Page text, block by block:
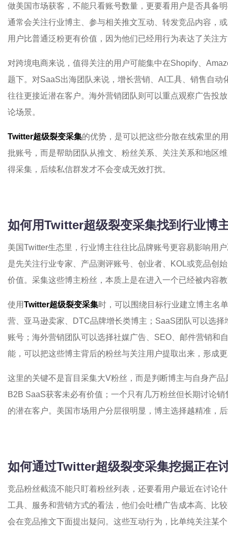
做美国市场获客，不能只看账号数量，更要看用户是否具备
通常会关注行业博主、参与相关推文互动、转发竞品内容，
用户比普通泛粉更有价值，因为他们已经用行为表达了关注
对跨境电商来说，值得关注的用户可能集中在Shopify、
题下。对SaaS出海团队来说，增长营销、AI工具、销售自
往往更接近潜在客户。海外营销团队则可以重点观察广告投
论场景。
Twitter超级裂变采集的优势，是可以把这些分散在线索里的
批账号，而是帮助团队从推文、粉丝关系、关注关系和地区
得采集，后续私信群发才不会变成无效打扰。
如何用Twitter超级裂变采集找到行业博
美国Twitter生态里，行业博主往往比品牌账号更容易影响用
是先关注行业专家、产品测评账号、创业者、KOL或竞品创
价值。采集这些博主粉丝，本质上是在进入一个已经被内容
使用Twitter超级裂变采集时，可以围绕目标行业建立博主名
营、亚马逊卖家、DTC品牌增长类博主；SaaS团队可以选
账号；海外营销团队可以选择社媒广告、SEO、邮件营销和
能，可以把这些博主背后的粉丝与关注用户提取出来，形成
这里的关键不是盲目采集大V粉丝，而是判断博主与自身产
B2B SaaS获客未必有价值；一个只有几万粉丝但长期讨论
的潜在客户。美国市场用户分层很明显，博主选择越精准，
如何通过Twitter超级裂变采集挖掘正在
竞品粉丝截流不能只盯着粉丝列表，还要看用户最近在讨论
工具、服务和营销方式的看法，他们会吐槽广告成本高、比
会在竞品推文下面提出疑问。这些互动行为，比单纯关注某